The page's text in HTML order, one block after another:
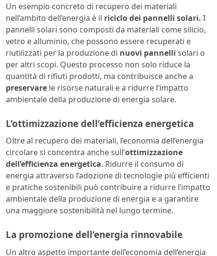
Un esempio concreto di recupero dei materiali
nell’ambito dell’energia è il riciclo dei pannelli solari. I
pannelli solari sono composti da materiali come silicio,
vetro e alluminio, che possono essere recuperati e
riutilizzati per la produzione di nuovi pannelli solari o
per altri scopi. Questo processo non solo riduce la
quantità di rifiuti prodotti, ma contribuisce anche a
preservare le risorse naturali e a ridurre l’impatto
ambientale della produzione di energia solare.
L’ottimizzazione dell’efficienza energetica
Oltre al recupero dei materiali, l’economia dell’energia
circolare si concentra anche sull’ottimizzazione
dell’efficienza energetica. Ridurre il consumo di
energia attraverso l’adozione di tecnologie più efficienti
e pratiche sostenibili può contribuire a ridurre l’impatto
ambientale della produzione di energia e a garantire
una maggiore sostenibilità nel lungo termine.
La promozione dell’energia rinnovabile
Un altro aspetto importante dell’economia dell’energia